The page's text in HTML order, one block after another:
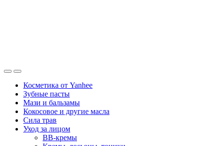
Косметика от Yanhee
Зубные пасты
Мази и бальзамы
Кокосовое и другие масла
Сила трав
Уход за лицом
BB-кремы